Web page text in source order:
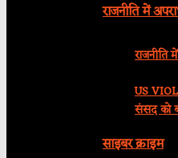
राजनीति में
राजनीति
US
संसद को
साइबर क्राइम